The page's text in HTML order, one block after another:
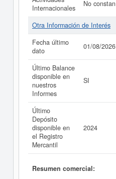
Internacionales
No constan
Otra Información de Interés
Fecha último
dato
01/08/2026
Último Balance
disponible en
nuestros
Informes
SI
Último
Depósito
disponible en
el Registro
Mercantil
2024
Resumen comercial: